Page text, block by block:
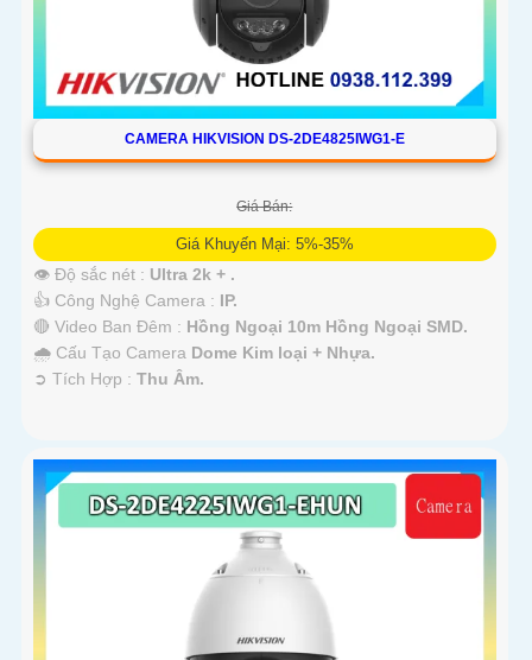
CAMERA HIKVISION DS-2DE4825IWG1-E
Giá Bán:
Giá Khuyến Mại: 5%-35%
👁 Độ sắc nét : Ultra 2k + .
👍 Công Nghệ Camera : IP.
🔴 Video Ban Đêm : Hồng Ngoại 10m Hồng Ngoại SMD.
🌧️ Cấu Tạo Camera Dome Kim loại + Nhựa.
️➲ Tích Hợp : Thu Âm.